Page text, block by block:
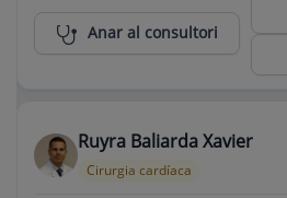
Anar al consultori
Ruyra Baliarda Xavier
Cirurgia cardíaca